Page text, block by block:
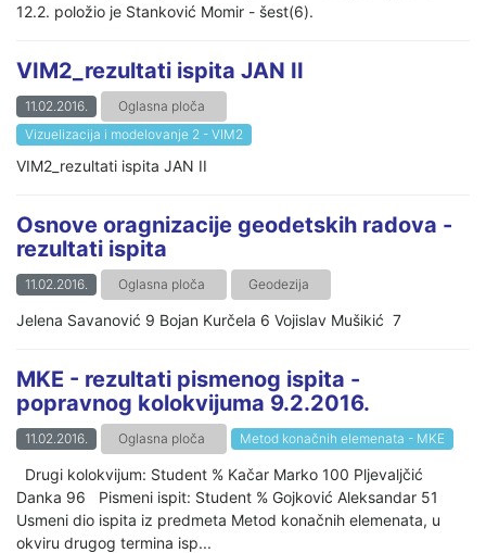
12.2. položio je Stanković Momir - šest(6).
VIM2_rezultati ispita JAN II
11.02.2016.
Oglasna ploča
Vizuelizacija i modelovanje 2 - VIM2
VIM2_rezultati ispita JAN II
Osnove oragnizacije geodetskih radova -
rezultati ispita
11.02.2016. Oglasna ploča Geodezija
Jelena Savanović 9 Bojan Kurčela 6 Vojislav Mušikić 7
MKE - rezultati pismenog ispita -
popravnog kolokvijuma 9.2.2016.
11.02.2016. Oglasna ploča Metod konačnih elemenata - MKE
Drugi kolokvijum: Student % Kačar Marko 100 Pljevaljčić
Danka 96 Pismeni ispit: Student % Gojković Aleksandar 51
Usmeni dio ispita iz predmeta Metod konačnih elemenata, u
okviru drugog termina isp...